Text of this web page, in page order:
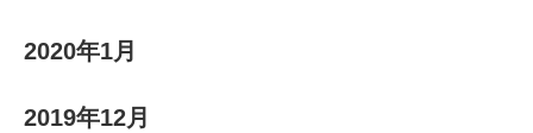
2020年1月
2019年12月